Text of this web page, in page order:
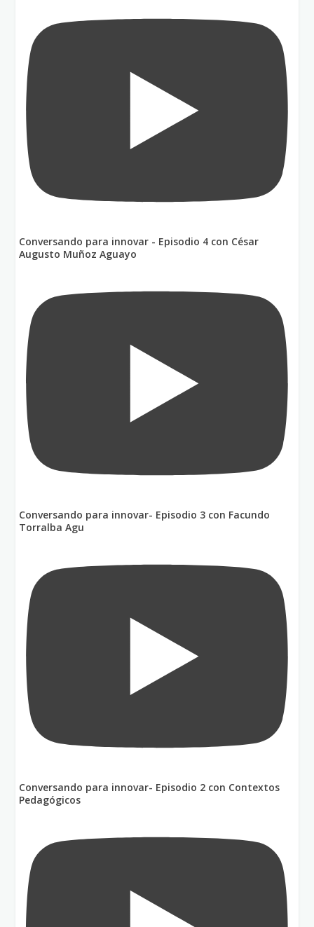
Conversando para innovar - Episodio 4 con César
Augusto Muñoz Aguayo
Conversando para innovar- Episodio 3 con Facundo
Torralba Agu
Conversando para innovar- Episodio 2 con Contextos
Pedagógicos